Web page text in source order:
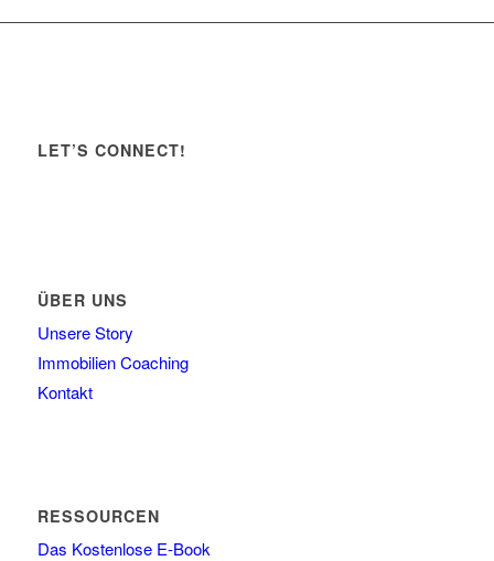
LET’S CONNECT!
ÜBER UNS
Unsere Story
Immobilien Coaching
Kontakt
RESSOURCEN
Das Kostenlose E-Book